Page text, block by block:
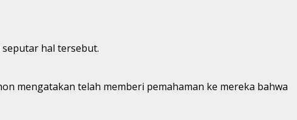
seputar hal tersebut.
mengatakan telah memberi pemahaman ke mereka bahwa